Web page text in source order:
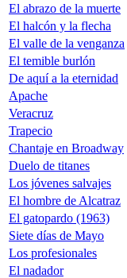
El abrazo de la muerte
El halcón y la flecha
El valle de la venganza
El temible burlón
De aquí a la eternidad
Apache
Veracruz
Trapecio
Chantaje en Broadway
Duelo de titanes
Los jóvenes salvajes
El hombre de Alcatraz
El gatopardo (1963)
Siete días de Mayo
Los profesionales
El nadador